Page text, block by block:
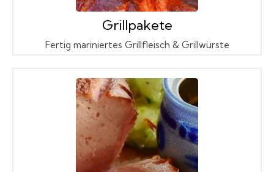
Grillpakete
Fertig mariniertes Grillfleisch & Grillwürste